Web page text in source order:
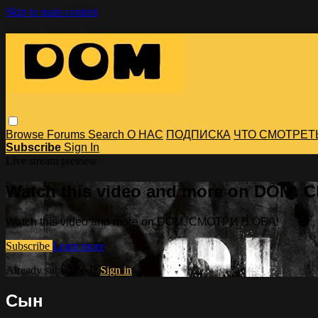
Skip to main content
Browse Forums Search О НАС ПОДПИСКА ЧТО
Subscribe Sign In
Watch this video and more on
Watch this video and more on DOM. СМОТРИ В ОБА!
Subscribe Learn more
Already subscribed? Sign in
Сын